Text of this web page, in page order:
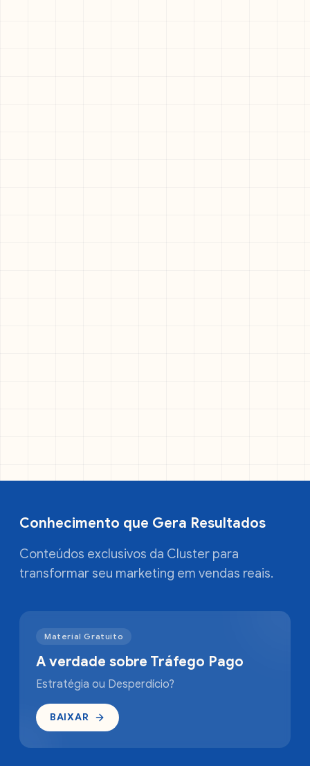
Conhecimento que Gera Resultados
Conteúdos exclusivos da Cluster para
transformar seu marketing em vendas reais.
Material Gratuito
A verdade sobre Tráfego Pago
Estratégia ou Desperdício?
BAIXAR